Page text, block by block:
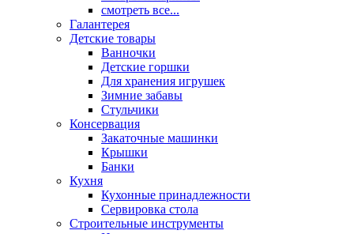
смотреть все...
Галантерея
Детские товары
Ванночки
Детские горшки
Для хранения игрушек
Зимние забавы
Стульчики
Консервация
Закаточные машинки
Крышки
Банки
Кухня
Кухонные принадлежности
Сервировка стола
Строительные инструменты